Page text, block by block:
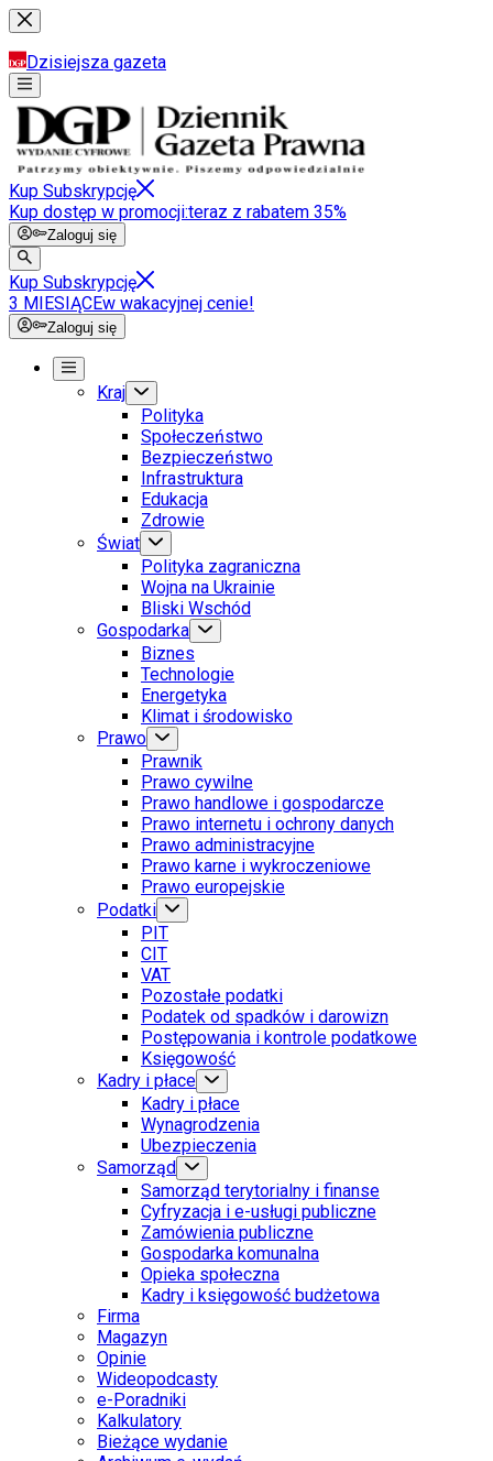
Dzisiejsza gazeta
Kup Subskrypcję
Kup dostęp w promocji:teraz z rabatem 35%
Zaloguj się
Kup Subskrypcję
3 MIESIĄCEw wakacyjnej cenie!
Zaloguj się
Kraj
Polityka
Społeczeństwo
Bezpieczeństwo
Infrastruktura
Edukacja
Zdrowie
Świat
Polityka zagraniczna
Wojna na Ukrainie
Bliski Wschód
Gospodarka
Biznes
Technologie
Energetyka
Klimat i środowisko
Prawo
Prawnik
Prawo cywilne
Prawo handlowe i gospodarcze
Prawo internetu i ochrony danych
Prawo administracyjne
Prawo karne i wykroczeniowe
Prawo europejskie
Podatki
PIT
CIT
VAT
Pozostałe podatki
Podatek od spadków i darowizn
Postępowania i kontrole podatkowe
Księgowość
Kadry i płace
Kadry i płace
Wynagrodzenia
Ubezpieczenia
Samorząd
Samorząd terytorialny i finanse
Cyfryzacja i e-usługi publiczne
Zamówienia publiczne
Gospodarka komunalna
Opieka społeczna
Kadry i księgowość budżetowa
Firma
Magazyn
Opinie
Wideopodcasty
e-Poradniki
Kalkulatory
Bieżące wydanie